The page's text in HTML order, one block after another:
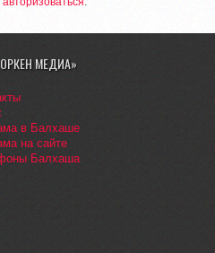
МЕДИА»
в Балхаше
на сайте
Балхаша